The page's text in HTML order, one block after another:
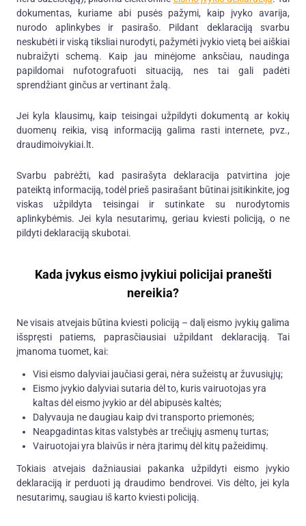
dokumentas, kuriame abi pusės pažymi, kaip įvyko avarija,
nurodo aplinkybes ir pasirašo. Pildant deklaraciją svarbu
neskubėti ir viską tiksliai nurodyti, pažymėti įvykio vietą bei aiškiai
nubraižyti schemą. Kaip jau minėjome anksčiau, naudinga
papildomai nufotografuoti situaciją, nes tai gali padėti
sprendžiant ginčus ar vertinant žalą.
Jei kyla klausimų, kaip teisingai užpildyti dokumentą ar kokių
duomenų reikia, visą informaciją galima rasti internete, pvz.,
draudimoivykiai.lt.
Svarbu pabrėžti, kad pasirašyta deklaracija patvirtina joje
pateiktą informaciją, todėl prieš pasirašant būtinai įsitikinkite, jog
viskas užpildyta teisingai ir sutinkate su nurodytomis
aplinkybėmis. Jei kyla nesutarimų, geriau kviesti policiją, o ne
pildyti deklaraciją skubotai.
Kada įvykus eismo įvykiui policijai pranešti
nereikia?
Ne visais atvejais būtina kviesti policiją – dalį eismo įvykių galima
išspręsti patiems, paprasčiausiai užpildant deklaraciją. Tai
įmanoma tuomet, kai:
Visi eismo dalyviai jaučiasi gerai, nėra sužeistų ar žuvusiųjų;
Eismo įvykio dalyviai sutaria dėl to, kuris vairuotojas yra
kaltas dėl eismo įvykio ar dėl abipusės kaltės;
Dalyvauja ne daugiau kaip dvi transporto priemonės;
Neapgadintas kitas valstybės ar trečiųjų asmenų turtas;
Vairuotojai yra blaivūs ir nėra įtarimų dėl kitų pažeidimų.
Tokiais atvejais dažniausiai pakanka užpildyti eismo įvykio
deklaraciją ir perduoti ją draudimo bendrovei. Vis dėlto, jei kyla
nesutarimų, saugiau iš karto kviesti policiją.